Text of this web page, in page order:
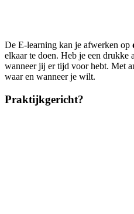
De E-learning kan je afwerken op
elkaar te doen. Heb je een drukke
wanneer jij er tijd voor hebt. Met
waar en wanneer je wilt.
Praktijkgericht?